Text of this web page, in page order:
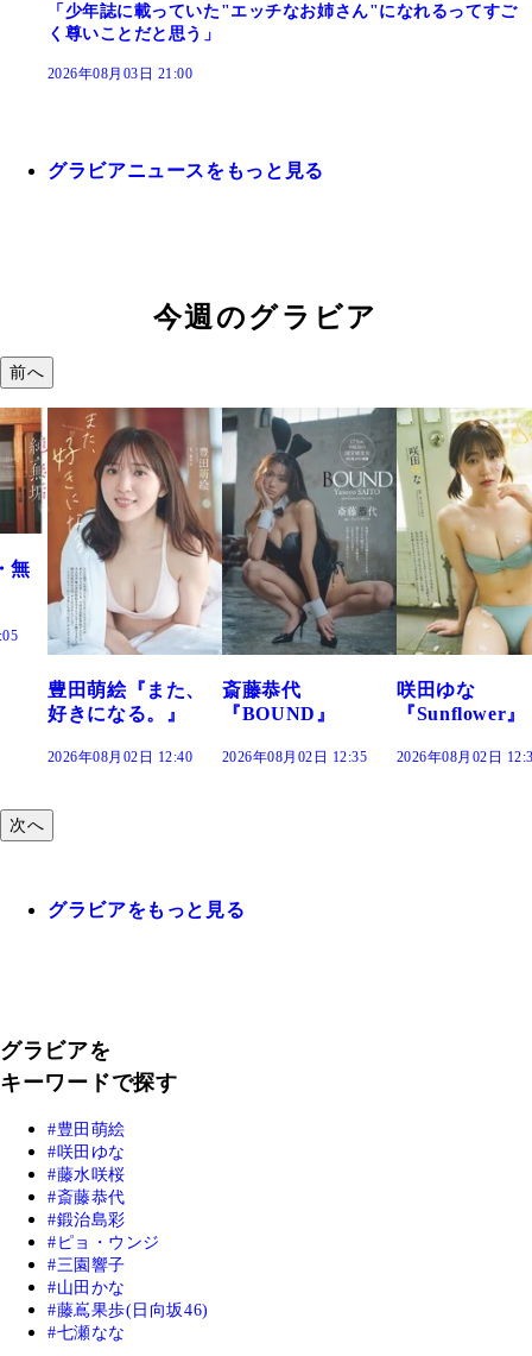
「少年誌に載っていた"エッチなお姉さん"になれるってすご
く尊いことだと思う」
2026年08月03日 21:00
グラビアニュースをもっと見る
今週のグラビア
前へ
た、
斎藤恭代
『BOUND』
2026年08月02日 12:35
咲田ゆな
『Sunflower』
2026年08月02日 12:30
藤水咲桜『
だまり』
2026年08月02
次へ
グラビアをもっと見る
グラビアを
キーワードで探す
豊田萌絵
咲田ゆな
藤水咲桜
斎藤恭代
鍛治島彩
ピョ・ウンジ
三園響子
山田かな
藤嶌果歩(日向坂46)
七瀬なな